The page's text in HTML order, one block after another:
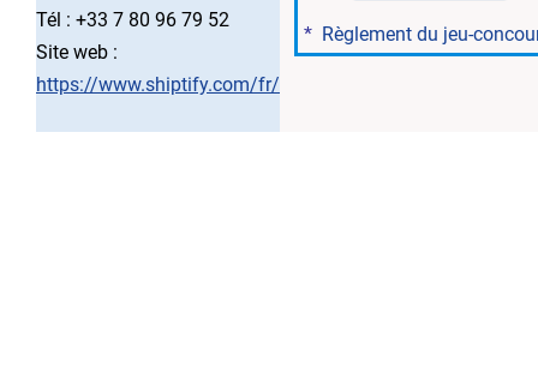
Tél : +33 7 80 96 79 52
Site web :
https://www.shiptify.com/fr/
* Règlement du jeu-